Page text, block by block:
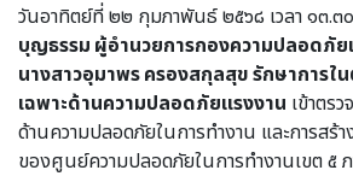
วันอาทิตย์ที่ ๒๒ กุมภาพันธ์ ๒๕๖๘ เวลา ๑๓.๓
บุญธรรม ผู้อำนวยการกองความปลอดภัย
นางสาวอุมาพร ครองสกุลสุข รักษาการใ
เฉพาะด้านความปลอดภัยแรงงาน เข้าตร
ด้านความปลอดภัยในการทำงาน และการสร้า
ของศูนย์ความปลอดภัยในการทำงานเขต ๕